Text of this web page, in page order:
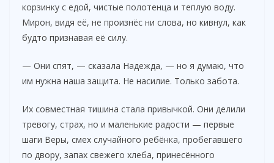
корзинку с едой, чистые полотенца и теплую воду.
Мирон, видя её, не произнёс ни слова, но кивнул, как
будто признавая её силу.
— Они спят, — сказала Надежда, — но я думаю, что
им нужна наша защита. Не насилие. Только забота.
Их совместная тишина стала привычкой. Они делили
тревогу, страх, но и маленькие радости — первые
шаги Веры, смех случайного ребёнка, пробегавшего
по двору, запах свежего хлеба, принесённого